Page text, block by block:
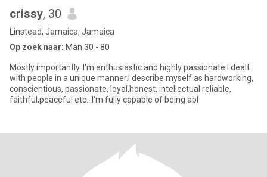
crissy, 30
Linstead, Jamaica, Jamaica
Op zoek naar: Man 30 - 80
Mostly importantly. I'm enthusiastic and highly passionate I dealt
with people in a unique manner.I describe myself as hardworking,
conscientious, passionate, loyal,honest, intellectual reliable,
faithful,peaceful etc...I'm fully capable of being abl